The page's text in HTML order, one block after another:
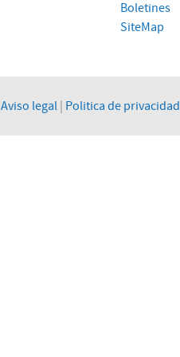
Boletines
SiteMap
Aviso legal| Politica de privacidad